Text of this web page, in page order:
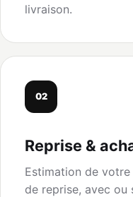
livraison.
02
Reprise &
Estimation de
de reprise, avec ou